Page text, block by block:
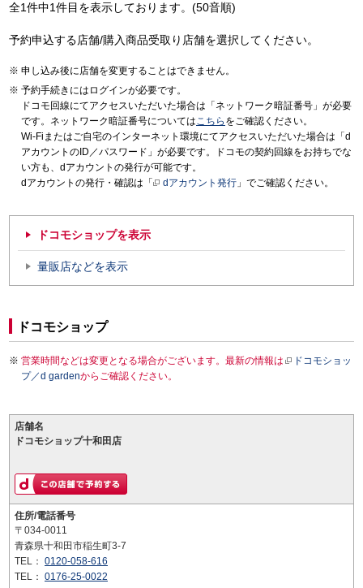
全1件中1件目を表示しております。(50音順)
予約申込する店舗/購入商品受取り店舗を選択してください。
申し込み後に店舗を変更することはできません。
予約手続きにはログインが必要です。
ドコモ回線にてアクセスいただいた場合は「ネットワーク暗証番号」が必要
です。ネットワーク暗証番号についてはこちら をご確認ください。
Wi-Fiまたはご自宅のインターネット環境にてアクセスいただいた場合は「d
アカウントのID／パスワード」が必要です。ドコモの契約回線をお持ちでな
い方も、dアカウントの発行が可能です。
dアカウントの発行・確認は「
dアカウント発行 」でご確認ください。
ドコモショップを表示
量販店などを表示
ドコモショップ
営業時間などは変更となる場合がございます。最新の情報は
ドコモショッ
プ／d gardenからご確認ください。
店舗名
ドコモショップ十和田店
住所/電話番号
〒034-0011
青森県十和田市稲生町3-7
TEL： 0120-058-616
TEL： 0176-25-0022